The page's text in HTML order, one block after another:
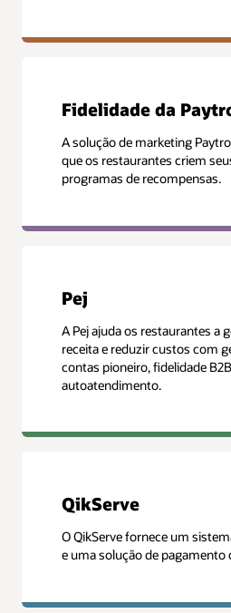
Fidelidade da
A solução de marketing
que os restaurantes criem
programas de recompensas.
Pej
A Pej ajuda os restaurantes a
receita e reduzir custos com
contas pioneiro, fidelidade
autoatendimento.
QikServe
O QikServe fornece um
e uma solução de pagamento